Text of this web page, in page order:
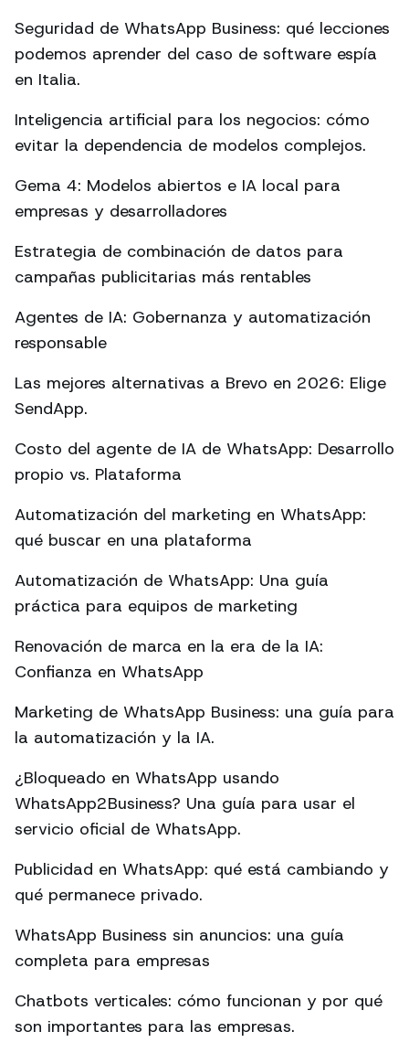
Seguridad de WhatsApp Business: qué lecciones
podemos aprender del caso de software espía
en Italia.
Inteligencia artificial para los negocios: cómo
evitar la dependencia de modelos complejos.
Gema 4: Modelos abiertos e IA local para
empresas y desarrolladores
Estrategia de combinación de datos para
campañas publicitarias más rentables
Agentes de IA: Gobernanza y automatización
responsable
Las mejores alternativas a Brevo en 2026: Elige
SendApp.
Costo del agente de IA de WhatsApp: Desarrollo
propio vs. Plataforma
Automatización del marketing en WhatsApp:
qué buscar en una plataforma
Automatización de WhatsApp: Una guía
práctica para equipos de marketing
Renovación de marca en la era de la IA:
Confianza en WhatsApp
Marketing de WhatsApp Business: una guía para
la automatización y la IA.
¿Bloqueado en WhatsApp usando
WhatsApp2Business? Una guía para usar el
servicio oficial de WhatsApp.
Publicidad en WhatsApp: qué está cambiando y
qué permanece privado.
WhatsApp Business sin anuncios: una guía
completa para empresas
Chatbots verticales: cómo funcionan y por qué
son importantes para las empresas.